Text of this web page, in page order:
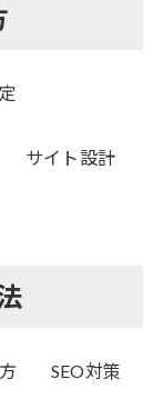
サイト設計
SEO対策